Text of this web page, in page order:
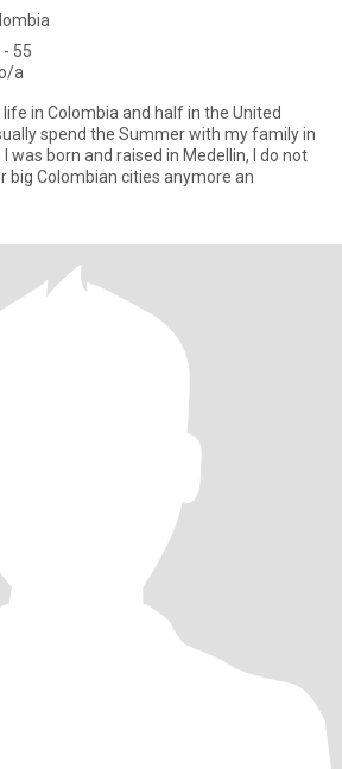
55
a
life in Colombia and half in the United
was born and raised in Medellin, I do not
big Colombian cities anymore an